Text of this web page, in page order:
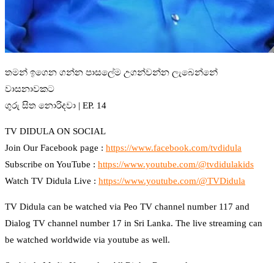
තමන් ඉගෙන ගන්න පාසලේම උගන්වන්න ලැබෙන්නේ
වාසනාවකට
ගුරු සිත නොරිදවා | EP. 14
TV DIDULA ON SOCIAL
Join Our Facebook page : https://www.facebook.com/tvdidula
Subscribe on YouTube : https://www.youtube.com/@tvdidulakids
Watch TV Didula Live : https://www.youtube.com/@TVDidula
TV Didula can be watched via Peo TV channel number 117 and
Dialog TV channel number 17 in Sri Lanka. The live streaming can
be watched worldwide via youtube as well.